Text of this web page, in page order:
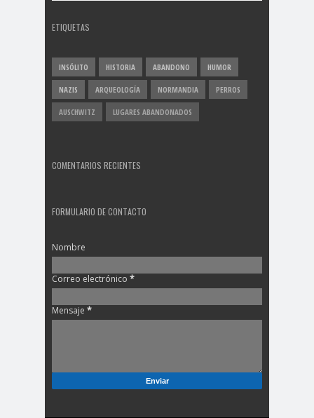
ETIQUETAS
INSÓLITO HISTORIA ABANDONO HUMOR
NAZIS ARQUEOLOGÍA NORMANDIA PERROS
AUSCHWITZ LUGARES ABANDONADOS
COMENTARIOS RECIENTES
FORMULARIO DE CONTACTO
Nombre
Correo electrónico *
Mensaje *